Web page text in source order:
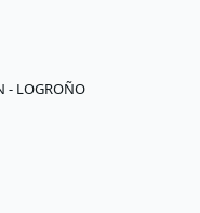
- LOGROÑO